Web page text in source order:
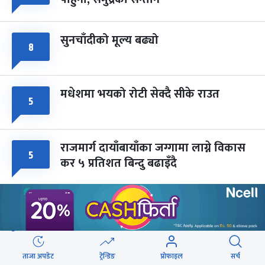
८ सुनचाँदीको मूल्य बढ्यो
५ मधेशमा भयको रोटी सेक्दै सीके राउत
५ राजमार्ग दायाँबायाँका जग्गामा लाग्ने विकास
कर ५ प्रतिशत बिन्दु बढाइँदै
५ मोहन तिम्सिनाजी- मार्क्सवाद देववाणी होइन,
अपव्याख्या नगरौं
महानगरका १८७ सहकारीले फिर्ता दिन
ताजा अपडेट ट्रेन्डिङ प्रोफाइल सर्च